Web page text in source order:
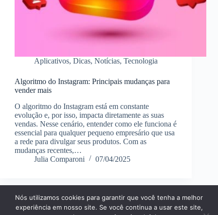
Aplicativos, Dicas, Notícias, Tecnologia
Algoritmo do Instagram: Principais mudanças para
vender mais
O algoritmo do Instagram está em constante
evolução e, por isso, impacta diretamente as suas
vendas. Nesse cenário, entender como ele funciona é
essencial para qualquer pequeno empresário que usa
a rede para divulgar seus produtos. Com as
mudanças recentes,…
Julia Comparoni
07/04/2025
Página Inícial Dicas
Aplicativos
Nós utilizamos cookies para garantir que você tenha a melhor
experiência em nosso site. Se você continua a usar este site,